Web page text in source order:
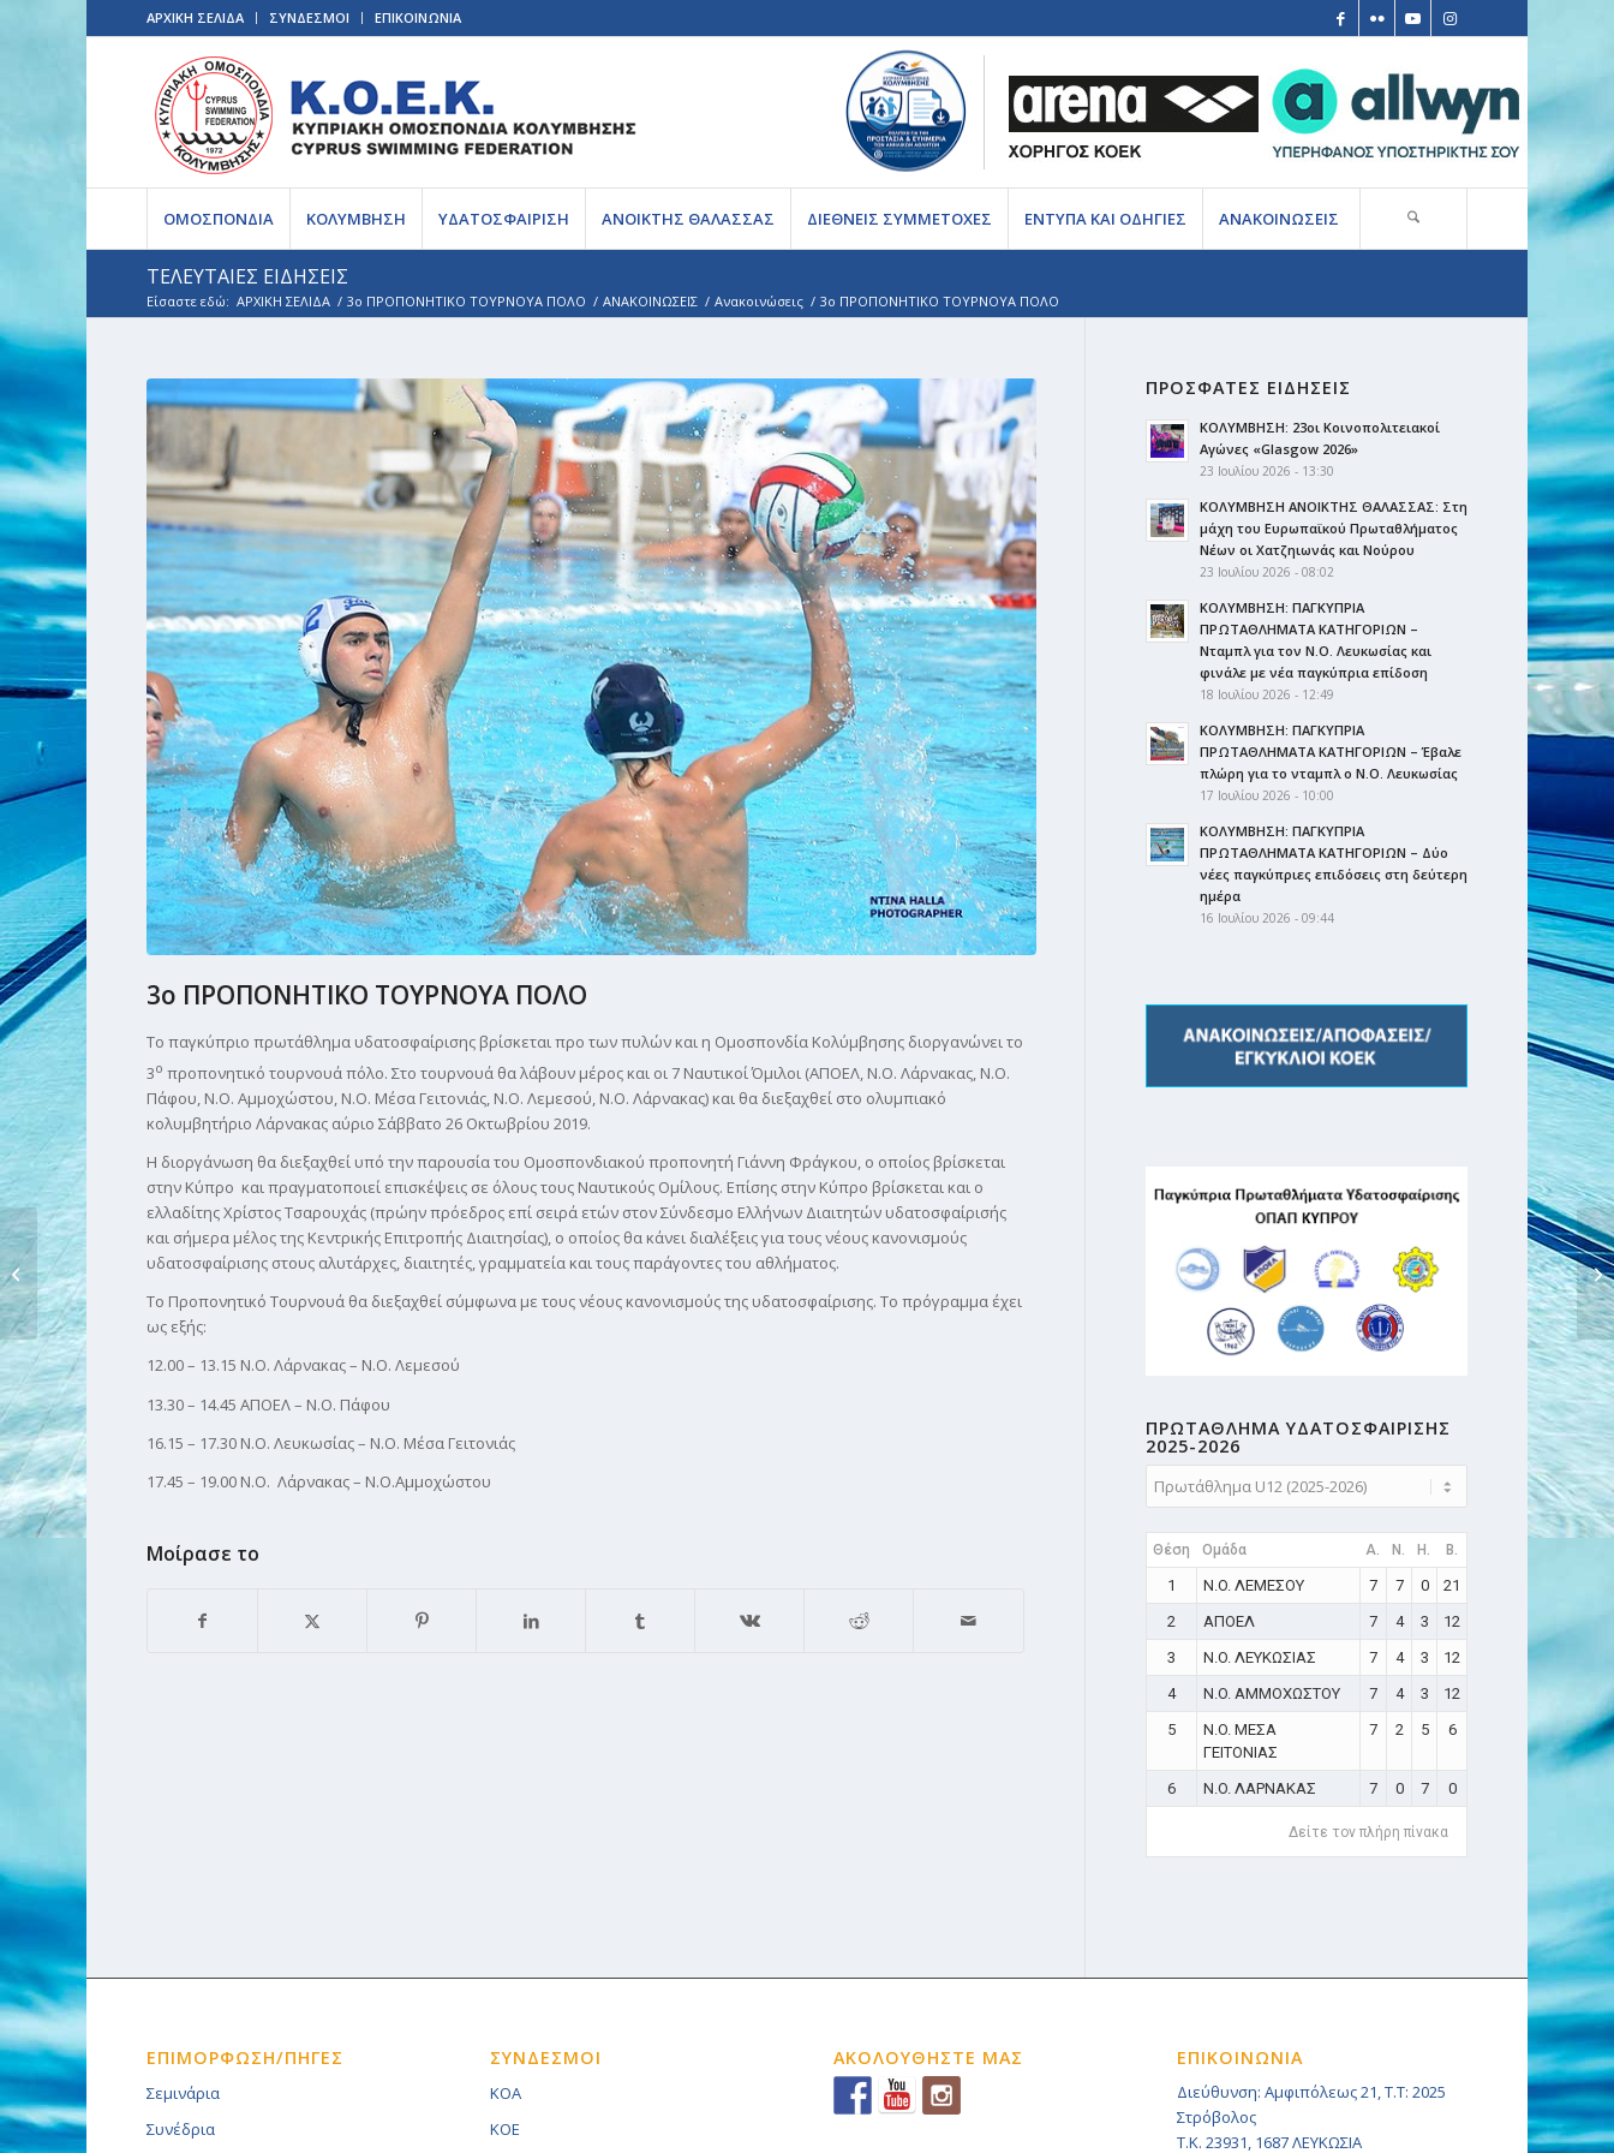
ΑΡΧΙΚΗ ΣΕΛΙΔΑ ΣΥΝΔΕΣΜΟΙ ΕΠΙΚΟΙΝΩΝΙΑ
ΟΜΟΣΠΟΝΔΙΑ ΚΟΛΥΜΒΗΣΗ ΥΔΑΤΟΣΦΑΙΡΙΣΗ ΑΝΟΙΚΤΗΣ ΘΑΛΑΣΣΑΣ ΔΙΕΘΝΕΙΣ ΣΥΜΜΕΤΟΧΕΣ ΕΝΤΥΠΑ ΚΑΙ ΟΔΗΓΙΕΣ ΑΝΑΚΟΙΝΩΣΕΙΣ
ΤΕΛΕΥΤΑΙΕΣ ΕΙΔΗΣΕΙΣ
Είσαστε εδώ: ΑΡΧΙΚΗ ΣΕΛΙΔΑ / 3ο ΠΡΟΠΟΝΗΤΙΚΟ ΤΟΥΡΝΟΥΑ ΠΟΛΟ / ΑΝΑΚΟΙΝΩΣΕΙΣ / Ανακοινώσεις / 3ο ΠΡΟΠΟΝΗΤΙΚΟ ΤΟΥΡΝΟΥΑ ΠΟΛΟ
3ο ΠΡΟΠΟΝΗΤΙΚΟ ΤΟΥΡΝΟΥΑ ΠΟΛΟ
Το παγκύπριο πρωτάθλημα υδατοσφαίρισης βρίσκεται προ των πυλών και η Ομοσπονδία Κολύμβησης διοργανώνει το
3ο προπονητικό τουρνουά πόλο. Στο τουρνουά θα λάβουν μέρος και οι 7 Ναυτικοί Όμιλοι (ΑΠΟΕΛ, Ν.Ο. Λάρνακας, Ν.Ο.
Πάφου, Ν.Ο. Αμμοχώστου, Ν.Ο. Μέσα Γειτονιάς, Ν.Ο. Λεμεσού, Ν.Ο. Λάρνακας) και θα διεξαχθεί στο ολυμπιακό
κολυμβητήριο Λάρνακας αύριο Σάββατο 26 Οκτωβρίου 2019.
Η διοργάνωση θα διεξαχθεί υπό την παρουσία του Ομοσπονδιακού προπονητή Γιάννη Φράγκου, ο οποίος βρίσκεται
στην Κύπρο και πραγματοποιεί επισκέψεις σε όλους τους Ναυτικούς Ομίλους. Επίσης στην Κύπρο βρίσκεται και ο
ελλαδίτης Χρίστος Τσαρουχάς (πρώην πρόεδρος επί σειρά ετών στον Σύνδεσμο Ελλήνων Διαιτητών υδατοσφαίρισής
και σήμερα μέλος της Κεντρικής Επιτροπής Διαιτησίας), ο οποίος θα κάνει διαλέξεις για τους νέους κανονισμούς
υδατοσφαίρισης στους αλυτάρχες, διαιτητές, γραμματεία και τους παράγοντες του αθλήματος.
Το Προπονητικό Τουρνουά θα διεξαχθεί σύμφωνα με τους νέους κανονισμούς της υδατοσφαίρισης. Το πρόγραμμα έχει
ως εξής:
12.00 – 13.15 Ν.Ο. Λάρνακας – Ν.Ο. Λεμεσού
13.30 – 14.45 ΑΠΟΕΛ – Ν.Ο. Πάφου
16.15 – 17.30 Ν.Ο. Λευκωσίας – Ν.Ο. Μέσα Γειτονιάς
17.45 – 19.00 Ν.Ο. Λάρνακας – Ν.Ο.Αμμοχώστου
Μοίρασε το
ΠΡΟΣΦΑΤΕΣ ΕΙΔΗΣΕΙΣ
ΚΟΛΥΜΒΗΣΗ: 23οι Κοινοπολιτειακοί
Αγώνες «Glasgow 2026»
23 Ιουλίου 2026 - 13:30
ΚΟΛΥΜΒΗΣΗ ΑΝΟΙΚΤΗΣ ΘΑΛΑΣΣΑΣ: Στη
μάχη του Ευρωπαϊκού Πρωταθλήματος
Νέων οι Χατζηιωνάς και Νούρου
23 Ιουλίου 2026 - 08:02
ΚΟΛΥΜΒΗΣΗ: ΠΑΓΚΥΠΡΙΑ
ΠΡΩΤΑΘΛΗΜΑΤΑ ΚΑΤΗΓΟΡΙΩΝ –
Νταμπλ για τον Ν.Ο. Λευκωσίας και
φινάλε με νέα παγκύπρια επίδοση
18 Ιουλίου 2026 - 12:49
ΚΟΛΥΜΒΗΣΗ: ΠΑΓΚΥΠΡΙΑ
ΠΡΩΤΑΘΛΗΜΑΤΑ ΚΑΤΗΓΟΡΙΩΝ – Έβαλε
πλώρη για το νταμπλ ο Ν.Ο. Λευκωσίας
17 Ιουλίου 2026 - 10:00
ΚΟΛΥΜΒΗΣΗ: ΠΑΓΚΥΠΡΙΑ
ΠΡΩΤΑΘΛΗΜΑΤΑ ΚΑΤΗΓΟΡΙΩΝ – Δύο
νέες παγκύπριες επιδόσεις στη δεύτερη
ημέρα
16 Ιουλίου 2026 - 09:44
ΠΡΩΤΑΘΛΗMA ΥΔΑΤΟΣΦΑΙΡΙΣΗΣ
2025-2026
Θέση Ομάδα A. N. H. B.
1 N.O. ΛΕΜΕΣΟΥ 7 7 0
21
2
ΑΠΟΕΛ 7 4 3
12
3
N.O. ΛΕΥΚΩΣΙΑΣ 7 4 3
12
4
N.O. ΑΜΜΟΧΩΣΤΟΥ 7 4 3
12
5
N.O. ΜΕΣΑ
ΓΕΙΤΟΝΙΑΣ
7 2 5 6
6 N.O. ΛΑΡΝΑΚΑΣ 7 0 7 0
Δείτε τον πλήρη πίνακα
ΕΠΙΜΟΡΦΩΣΗ/ΠΗΓΕΣ
Σεμινάρια
Συνέδρια
ΣΥΝΔΕΣΜΟΙ
KOA
KOE
ΑΚΟΛΟΥΘΗΣΤΕ ΜΑΣ ΕΠΙΚΟΙΝΩΝΙΑ
Διεύθυνση: Αμφιπόλεως 21, Τ.Τ: 2025
Στρόβολος
Τ.Κ. 23931, 1687 ΛΕΥΚΩΣΙΑ
Πόλο: Διεθνές
σεμινάριο διαιτητών
υδατοσ...